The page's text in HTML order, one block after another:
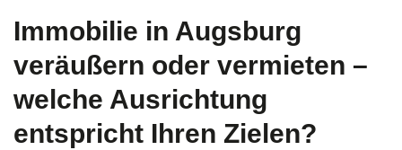
Immobilie in Augsburg
veräußern oder vermieten –
welche Ausrichtung
entspricht Ihren Zielen?